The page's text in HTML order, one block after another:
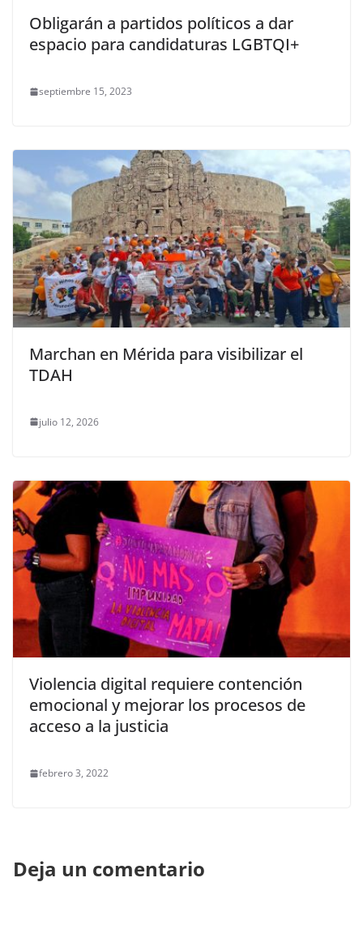
Obligarán a partidos políticos a dar
espacio para candidaturas LGBTQI+
septiembre 15, 2023
Marchan en Mérida para visibilizar el
TDAH
julio 12, 2026
Violencia digital requiere contención
emocional y mejorar los procesos de
acceso a la justicia
febrero 3, 2022
Deja un comentario